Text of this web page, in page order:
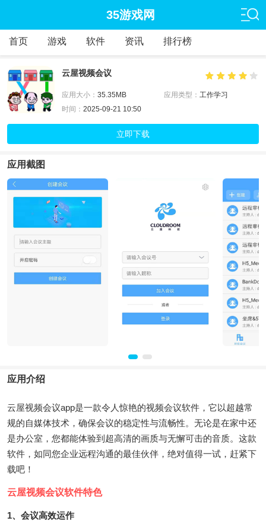
35游戏网
首页 游戏 软件 资讯 排行榜
云屋视频会议
应用大小： 35.35MB 应用类型： 工作学习
时间： 2025-09-21 10:50
立即下载
应用截图
应用介绍
云屋视频会议app是一款令人惊艳的视频会议软件，它以超越常
规的自媒体技术，确保会议的稳定性与流畅性。无论是在家中还
是办公室，您都能体验到超高清的画质与无懈可击的音质。这款
软件，如同您企业远程沟通的最佳伙伴，绝对值得一试，赶紧下
载吧！
云屋视频会议软件特色
1、会议高效运作